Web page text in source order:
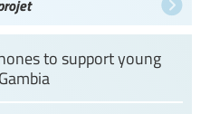
to support young